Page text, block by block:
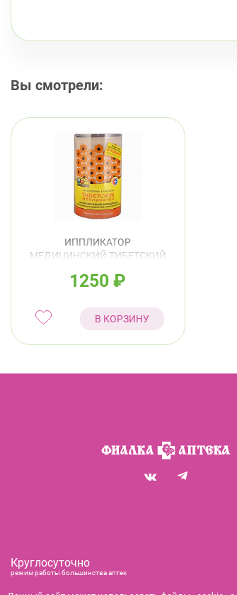
Вы смотрели:
ИППЛИКАТОР
МЕДИЦИНСКИЙ ТИБЕТСКИЙ
1250₽
В КОРЗИНУ
Круглосуточно
режим работы большинства аптек